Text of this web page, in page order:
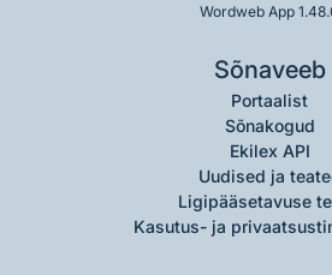
Wordweb App
Sõnaveeb
Portaalist
Sõnakogud
Ekilex API
Uudised ja
Ligipääsetavuse
Kasutus- ja